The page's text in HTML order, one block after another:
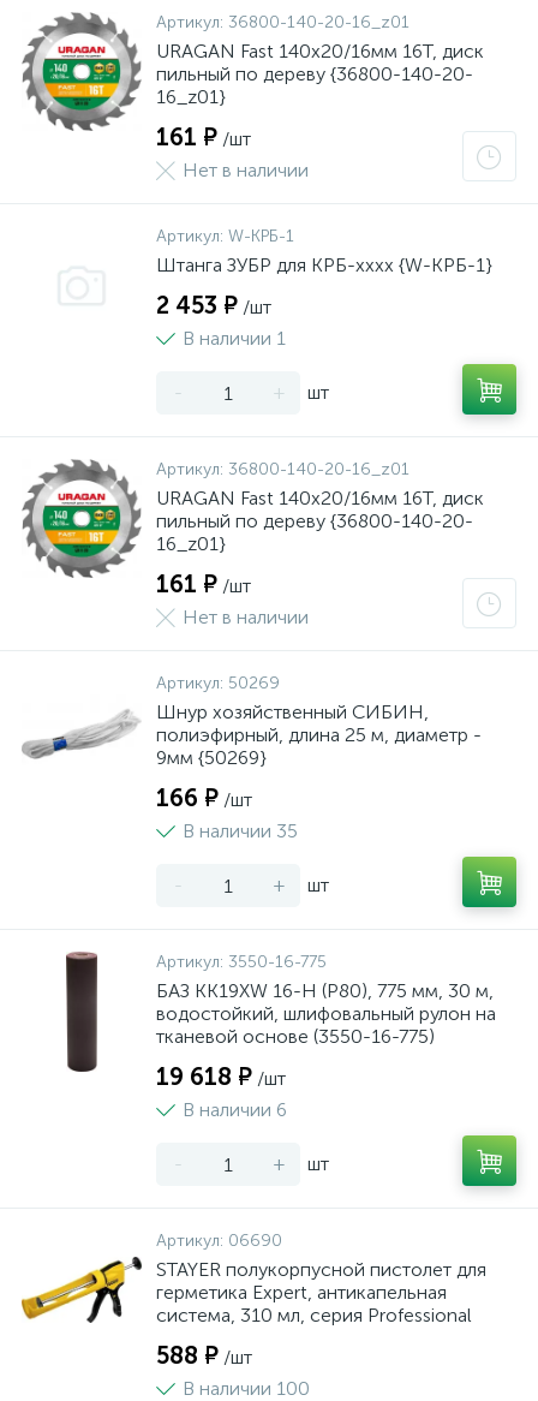
Артикул: 36800-140-20-16_z01
URAGAN Fast 140x20/16мм 16Т, диск
пильный по дереву {36800-140-20-
16_z01}
161 ₽ /шт
Нет в наличии
Артикул: W-КРБ-1
Штанга ЗУБР для КРБ-хххх {W-КРБ-1}
2 453 ₽ /шт
В наличии 1
- + шт
Артикул: 36800-140-20-16_z01
URAGAN Fast 140x20/16мм 16Т, диск
пильный по дереву {36800-140-20-
16_z01}
161 ₽ /шт
Нет в наличии
Артикул: 50269
Шнур хозяйственный СИБИН,
полиэфирный, длина 25 м, диаметр -
9мм {50269}
166 ₽ /шт
В наличии 35
- + шт
Артикул: 3550-16-775
БАЗ KK19XW 16-H (Р80), 775 мм, 30 м,
водостойкий, шлифовальный рулон на
тканевой основе (3550-16-775)
19 618 ₽ /шт
В наличии 6
- + шт
Артикул: 06690
STAYER полукорпусной пистолет для
герметика Expert, антикапельная
система, 310 мл, серия Professional
588 ₽ /шт
В наличии 100